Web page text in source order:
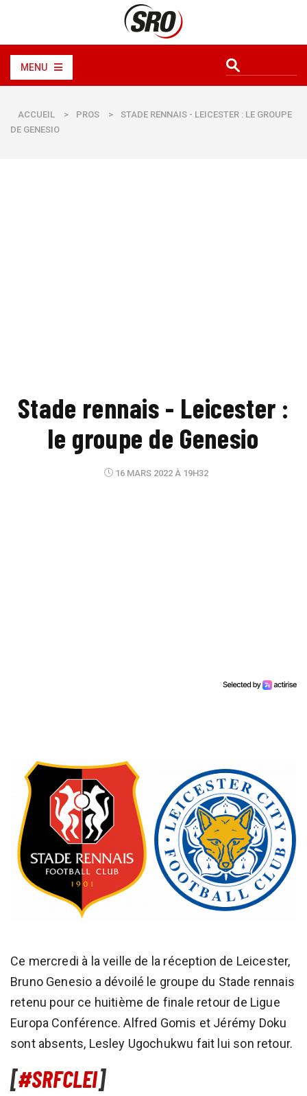
MENU
ACCUEIL > PROS >
STADE RENNAIS - LEICESTER : LE GROUPE
DE GENESIO
Stade rennais - Leicester :
le groupe de Genesio
16 MARS 2022 À 19H32
Ce mercredi à la veille de la réception de Leicester,
Bruno Genesio a dévoilé le groupe du Stade rennais
retenu pour ce huitième de finale retour de Ligue
Europa Conférence. Alfred Gomis et Jérémy Doku
sont absents, Lesley Ugochukwu fait lui son retour.
[#SRFCLEI]